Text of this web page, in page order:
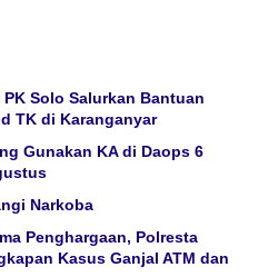
Solo Salurkan Bantuan
TK di Karanganyar
Gunakan KA di Daops 6
Narkoba
Penghargaan, Polresta
Kasus Ganjal ATM dan